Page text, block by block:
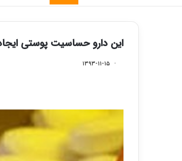
این دارو حساسیت پوستی
۱۳۹۳-۱۱-۱۵